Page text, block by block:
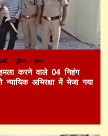
पुलिस राज्य
करने वाले 04 निहंग
न्यायिक अभिरक्षा में भेजा गया